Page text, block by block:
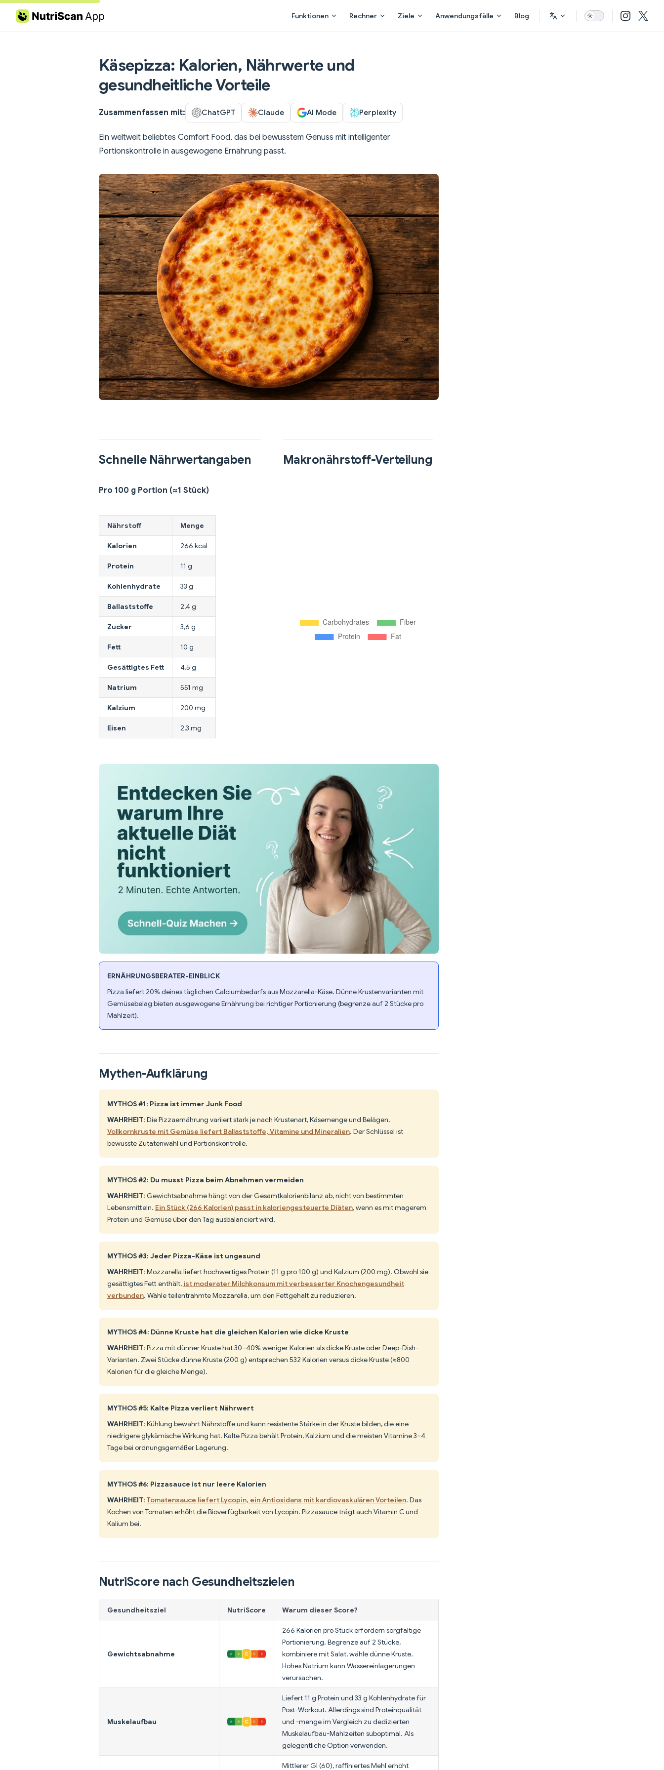
Skip to content Funktionen Rechner Ziele Anwendungsfälle Blog
Käsepizza: Kalorien, Nährwerte und
gesundheitliche Vorteile
Zusammenfassen mit: ChatGPT Claude AI Mode Perplexity
Ein weltweit beliebtes Comfort Food, das bei bewusstem Genuss mit intelligenter
Portionskontrolle in ausgewogene Ernährung passt.
Schnelle Nährwertangaben
Pro 100 g Portion (≈1 Stück)
Nährstoff Menge
Kalorien 266 kcal
Protein 11 g
Kohlenhydrate 33 g
Ballaststoffe 2,4 g
Zucker 3,6 g
Fett 10 g
Gesättigtes Fett 4,5 g
Natrium 551 mg
Kalzium 200 mg
Eisen 2,3 mg
Makronährstoff-Verteilung
ERNÄHRUNGSBERATER-EINBLICK
Pizza liefert 20% deines täglichen Calciumbedarfs aus Mozzarella-Käse. Dünne Krustenvarianten mit
Gemüsebelag bieten ausgewogene Ernährung bei richtiger Portionierung (begrenze auf 2 Stücke pro
Mahlzeit).
Mythen-Aufklärung
MYTHOS #1: Pizza ist immer Junk Food
WAHRHEIT: Die Pizzaernährung variiert stark je nach Krustenart, Käsemenge und Belägen.
Vollkornkruste mit Gemüse liefert Ballaststoffe, Vitamine und Mineralien. Der Schlüssel ist
bewusste Zutatenwahl und Portionskontrolle.
MYTHOS #2: Du musst Pizza beim Abnehmen vermeiden
WAHRHEIT: Gewichtsabnahme hängt von der Gesamtkalorienbilanz ab, nicht von bestimmten
Lebensmitteln. Ein Stück (266 Kalorien) passt in kaloriengesteuerte Diäten, wenn es mit magerem
Protein und Gemüse über den Tag ausbalanciert wird.
MYTHOS #3: Jeder Pizza-Käse ist ungesund
WAHRHEIT: Mozzarella liefert hochwertiges Protein (11 g pro 100 g) und Kalzium (200 mg). Obwohl sie
gesättigtes Fett enthält, ist moderater Milchkonsum mit verbesserter Knochengesundheit
verbunden. Wähle teilentrahmte Mozzarella, um den Fettgehalt zu reduzieren.
MYTHOS #4: Dünne Kruste hat die gleichen Kalorien wie dicke Kruste
WAHRHEIT: Pizza mit dünner Kruste hat 30–40% weniger Kalorien als dicke Kruste oder Deep-Dish-
Varianten. Zwei Stücke dünne Kruste (200 g) entsprechen 532 Kalorien versus dicke Kruste (≈800
Kalorien für die gleiche Menge).
MYTHOS #5: Kalte Pizza verliert Nährwert
WAHRHEIT: Kühlung bewahrt Nährstoffe und kann resistente Stärke in der Kruste bilden, die eine
niedrigere glykämische Wirkung hat. Kalte Pizza behält Protein, Kalzium und die meisten Vitamine 3–4
Tage bei ordnungsgemäßer Lagerung.
MYTHOS #6: Pizzasauce ist nur leere Kalorien
WAHRHEIT: Tomatensauce liefert Lycopin, ein Antioxidans mit kardiovaskulären Vorteilen. Das
Kochen von Tomaten erhöht die Bioverfügbarkeit von Lycopin. Pizzasauce trägt auch Vitamin C und
Kalium bei.
NutriScore nach Gesundheitszielen
Gesundheitsziel NutriScore Warum dieser Score?
Gewichtsabnahme
266 Kalorien pro Stück erfordern sorgfältige
Portionierung. Begrenze auf 2 Stücke,
kombiniere mit Salat, wähle dünne Kruste.
Hohes Natrium kann Wassereinlagerungen
verursachen.
Muskelaufbau
Liefert 11 g Protein und 33 g Kohlenhydrate für
Post-Workout. Allerdings sind Proteinqualität
und -menge im Vergleich zu dedizierten
Muskelaufbau-Mahlzeiten suboptimal. Als
gelegentliche Option verwenden.
Mittlerer GI (60), raffiniertes Mehl erhöht